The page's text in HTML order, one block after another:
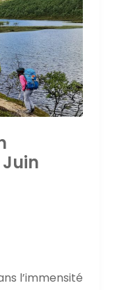
l’immensité